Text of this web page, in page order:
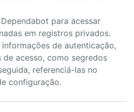
para acessar
em registros privados.
de autenticação,
de acesso, como segredos
referenciá-las no
configuração.